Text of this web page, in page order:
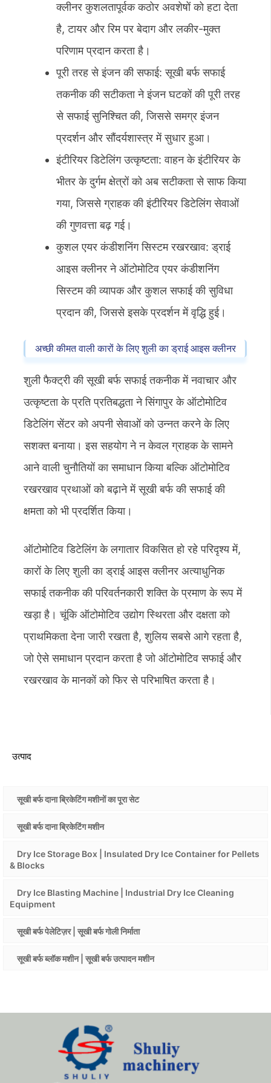
क्लीनर कुशलतापूर्वक कठोर अवशेषों को हटा देता
है, टायर और रिम पर बेदाग और लकीर-मुक्त
परिणाम प्रदान करता है।
पूरी तरह से इंजन की सफाई: सूखी बर्फ सफाई
तकनीक की सटीकता ने इंजन घटकों की पूरी तरह
से सफाई सुनिश्चित की, जिससे समग्र इंजन
प्रदर्शन और सौंदर्यशास्त्र में सुधार हुआ।
इंटीरियर डिटेलिंग उत्कृष्टता: वाहन के इंटीरियर के
भीतर के दुर्गम क्षेत्रों को अब सटीकता से साफ किया
गया, जिससे ग्राहक की इंटीरियर डिटेलिंग सेवाओं
की गुणवत्ता बढ़ गई।
कुशल एयर कंडीशनिंग सिस्टम रखरखाव: ड्राई
आइस क्लीनर ने ऑटोमोटिव एयर कंडीशनिंग
सिस्टम की व्यापक और कुशल सफाई की सुविधा
प्रदान की, जिससे इसके प्रदर्शन में वृद्धि हुई।
अच्छी कीमत वाली कारों के लिए शुली का ड्राई आइस क्लीनर
शुली फैक्ट्री की सूखी बर्फ सफाई तकनीक में नवाचार और
उत्कृष्टता के प्रति प्रतिबद्धता ने सिंगापुर के ऑटोमोटिव
डिटेलिंग सेंटर को अपनी सेवाओं को उन्नत करने के लिए
सशक्त बनाया। इस सहयोग ने न केवल ग्राहक के सामने
आने वाली चुनौतियों का समाधान किया बल्कि ऑटोमोटिव
रखरखाव प्रथाओं को बढ़ाने में सूखी बर्फ की सफाई की
क्षमता को भी प्रदर्शित किया।
ऑटोमोटिव डिटेलिंग के लगातार विकसित हो रहे परिदृश्य में,
कारों के लिए शुली का ड्राई आइस क्लीनर अत्याधुनिक
सफाई तकनीक की परिवर्तनकारी शक्ति के प्रमाण के रूप में
खड़ा है। चूंकि ऑटोमोटिव उद्योग स्थिरता और दक्षता को
प्राथमिकता देना जारी रखता है, शुलिय सबसे आगे रहता है,
जो ऐसे समाधान प्रदान करता है जो ऑटोमोटिव सफाई और
रखरखाव के मानकों को फिर से परिभाषित करता है।
उत्पाद
सूखी बर्फ दाना ब्रिकेटिंग मशीनों का पूरा सेट
सूखी बर्फ दाना ब्रिकेटिंग मशीन
Dry Ice Storage Box | Insulated Dry Ice Container for Pellets
& Blocks
Dry Ice Blasting Machine | Industrial Dry Ice Cleaning
Equipment
सूखी बर्फ पेलेटिज़र | सूखी बर्फ गोली निर्माता
सूखी बर्फ ब्लॉक मशीन | सूखी बर्फ उत्पादन मशीन